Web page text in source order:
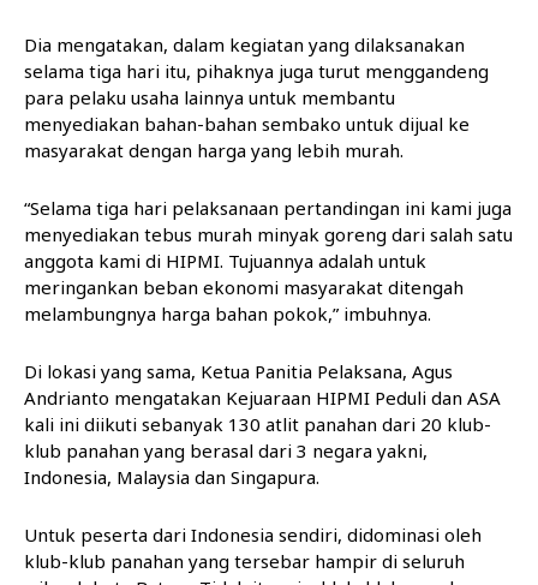
Dia mengatakan, dalam kegiatan yang dilaksanakan
selama tiga hari itu, pihaknya juga turut menggandeng
para pelaku usaha lainnya untuk membantu
menyediakan bahan-bahan sembako untuk dijual ke
masyarakat dengan harga yang lebih murah.
“Selama tiga hari pelaksanaan pertandingan ini kami juga
menyediakan tebus murah minyak goreng dari salah satu
anggota kami di HIPMI. Tujuannya adalah untuk
meringankan beban ekonomi masyarakat ditengah
melambungnya harga bahan pokok,” imbuhnya.
Di lokasi yang sama, Ketua Panitia Pelaksana, Agus
Andrianto mengatakan Kejuaraan HIPMI Peduli dan ASA
kali ini diikuti sebanyak 130 atlit panahan dari 20 klub-
klub panahan yang berasal dari 3 negara yakni,
Indonesia, Malaysia dan Singapura.
Untuk peserta dari Indonesia sendiri, didominasi oleh
klub-klub panahan yang tersebar hampir di seluruh